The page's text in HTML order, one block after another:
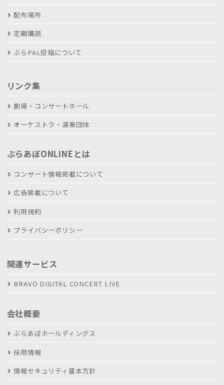
配布場所
定期購読
ぶらPAL投稿について
リンク集
劇場・コンサートホール
オーケストラ・演奏団体
ぶらあぼONLINEとは
コンサート情報掲載について
広告掲載について
利用規約
プライバシーポリシー
関連サービス
BRAVO DIGITAL CONCERT LIVE
会社概要
ぶらあぼホールディングス
採用情報
情報セキュリティ基本方針